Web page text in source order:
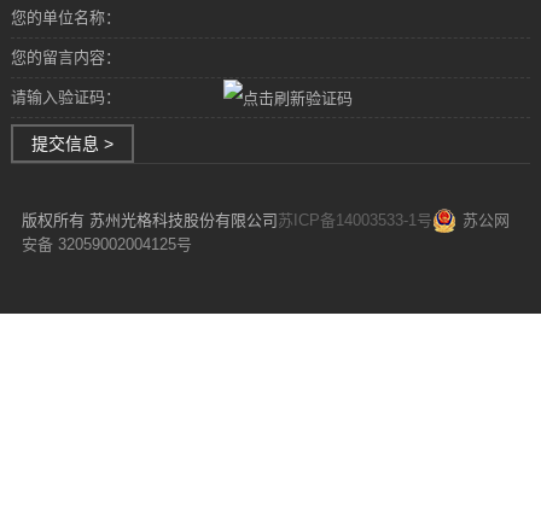
您的单位名称：
您的留言内容：
请输入验证码：
提交信息 >
版权所有 苏州光格科技股份有限公司苏ICP备14003533-1号
苏公网
安备 32059002004125号